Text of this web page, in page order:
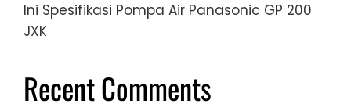
Ini Spesifikasi Pompa Air Panasonic GP 200
JXK
Recent Comments